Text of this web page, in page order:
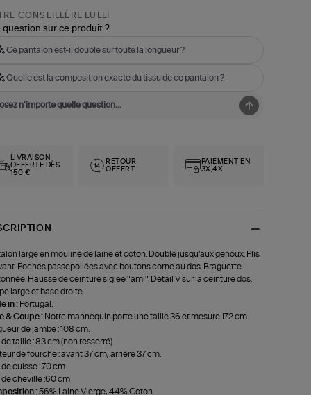
CONSEILLÈRE LULLI
question sur ce produit ?
Ce pantalon est-il doublé sur toute la longueur ?
Quelle est la composition exacte du tissu de ce pantalon ?
LIVRAISON
OFFERTE DÈS
150 €
RETOUR
OFFERT
PAIEMENT EN
3X,4X
large en mouliné de laine et coton. Doublé jusqu'aux genoux. Plis
Poches passepoilées avec boutons corne au dos. Braguette
Hausse de ceinture siglée "ami". Détail V sur la ceinture dos.
large et base droite.
in : Portugal.
& Coupe : Notre mannequin porte une taille 36 et mesure 172 cm.
de jambe : 108 cm.
de taille : 83 cm (non resserré).
de fourche : avant 37 cm, arrière 37 cm.
de cuisse : 70 cm.
de cheville :60 cm
:56% Laine Vierge, 44% Coton.